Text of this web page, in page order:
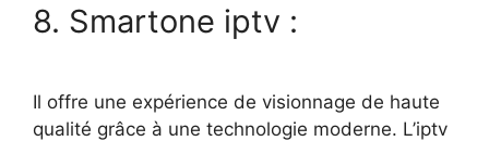
8. Smartone iptv :
Il offre une expérience de visionnage de haute
qualité grâce à une technologie moderne. L’iptv